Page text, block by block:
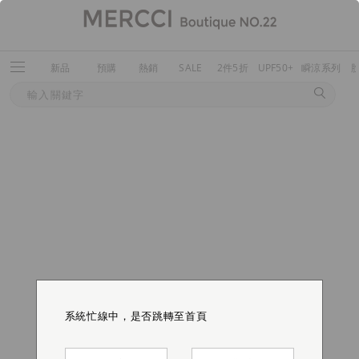
新品 預購 熱銷 SALE 2件5折 UPF50+ 瞬涼系列
系統忙線中，是否跳轉至首頁
系統忙線中，是否跳轉至首頁
系統忙線中，是否跳轉至首頁
系統忙線中，是否跳轉至首頁
系統忙線中，是否跳轉至首頁